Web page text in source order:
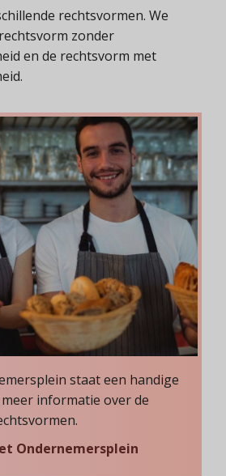
rechtsvormen. We
zonder
en de rechtsvorm met
staat een handige
informatie over de
Ondernemersplein